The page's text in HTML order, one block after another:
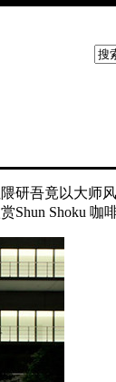
研吾竟以大师
Shun Shoku 咖